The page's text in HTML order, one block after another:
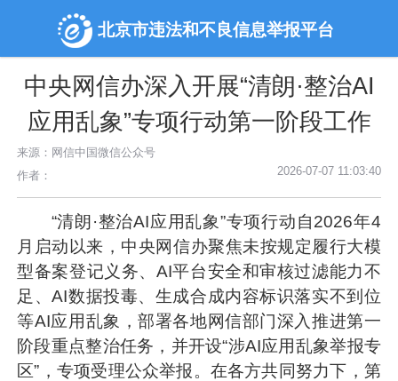
北京市违法和不良信息举报平台
中央网信办深入开展“清朗·整治AI
应用乱象”专项行动第一阶段工作
来源：网信中国微信公众号
作者：
2026-07-07 11:03:40
“清朗·整治AI应用乱象”专项行动自2026年4
月启动以来，中央网信办聚焦未按规定履行大模
型备案登记义务、AI平台安全和审核过滤能力不
足、AI数据投毒、生成合成内容标识落实不到位
等AI应用乱象，部署各地网信部门深入推进第一
阶段重点整治任务，并开设“涉AI应用乱象举报专
区”，专项受理公众举报。在各方共同努力下，第